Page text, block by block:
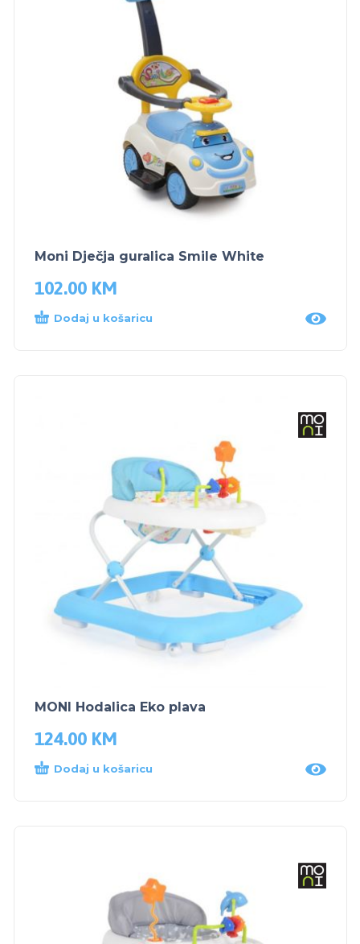
Moni Dječja guralica Smile White
102.00 KM
Dodaj u košaricu
MONI Hodalica Eko plava
124.00 KM
Dodaj u košaricu